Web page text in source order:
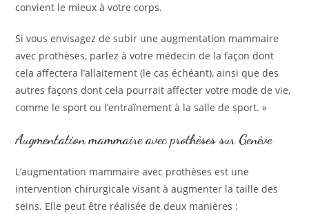
convient le mieux à votre corps.
Si vous envisagez de subir une augmentation mammaire
avec prothèses, parlez à votre médecin de la façon dont
cela affectera l’allaitement (le cas échéant), ainsi que des
autres façons dont cela pourrait affecter votre mode de vie,
comme le sport ou l’entraînement à la salle de sport. »
Augmentation mammaire avec prothèses sur Genève
L’augmentation mammaire avec prothèses est une
intervention chirurgicale visant à augmenter la taille des
seins. Elle peut être réalisée de deux manières :